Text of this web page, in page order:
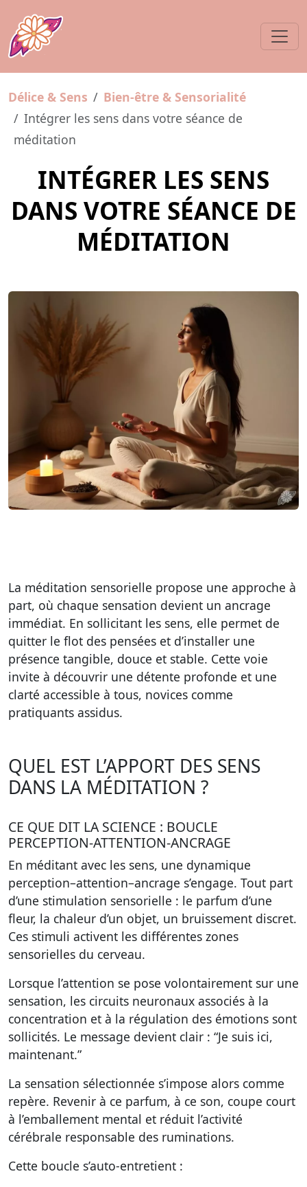
Délice & Sens
Bien-être & Sensorialité
Intégrer les sens dans votre séance de
méditation
INTÉGRER LES SENS
DANS VOTRE SÉANCE DE
MÉDITATION
La méditation sensorielle propose une approche à
part, où chaque sensation devient un ancrage
immédiat. En sollicitant les sens, elle permet de
quitter le flot des pensées et d’installer une
présence tangible, douce et stable. Cette voie
invite à découvrir une détente profonde et une
clarté accessible à tous, novices comme
pratiquants assidus.
QUEL EST L’APPORT DES SENS
DANS LA MÉDITATION ?
CE QUE DIT LA SCIENCE : BOUCLE
PERCEPTION-ATTENTION-ANCRAGE
En méditant avec les sens, une dynamique
perception–attention–ancrage s’engage. Tout part
d’une stimulation sensorielle : le parfum d’une
fleur, la chaleur d’un objet, un bruissement discret.
Ces stimuli activent les différentes zones
sensorielles du cerveau.
Lorsque l’attention se pose volontairement sur une
sensation, les circuits neuronaux associés à la
concentration et à la régulation des émotions sont
sollicités. Le message devient clair : “Je suis ici,
maintenant.”
La sensation sélectionnée s’impose alors comme
repère. Revenir à ce parfum, à ce son, coupe court
à l’emballement mental et réduit l’activité
cérébrale responsable des ruminations.
Cette boucle s’auto-entretient :